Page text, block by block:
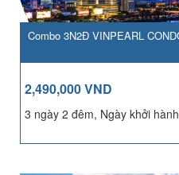
Combo 3N2Đ VINPEARL
2,490,000 VND
3 ngày 2 đêm, Ngày khởi